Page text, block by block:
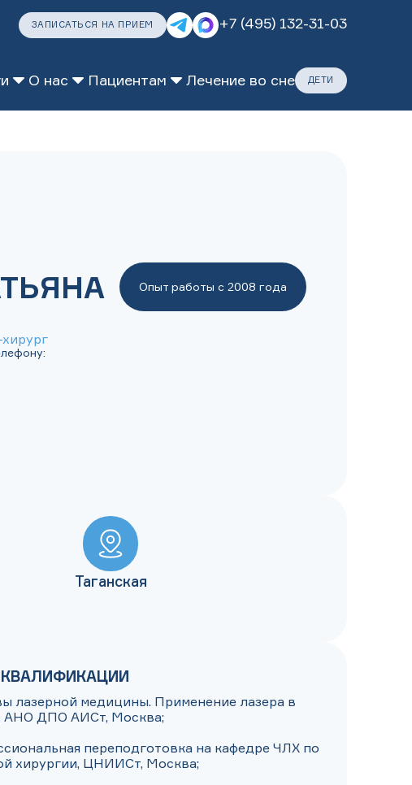
ЗАПИСАТЬСЯ НА ПРИЕМ +7 (495) 132-31-03
О нас Пациентам Лечение во сне ДЕТИ
Опыт работы с 2008 года
Таганская
лазерной медицины. Применение лазера в
АНО ДПО АИСт, Москва;
переподготовка на кафедре ЧЛХ по
хирургии, ЦНИИСт, Москва;